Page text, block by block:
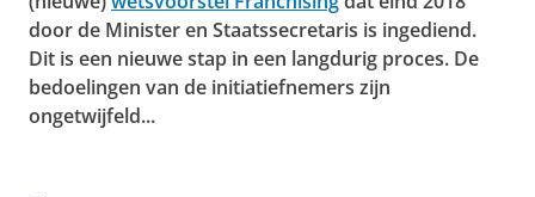
door de Minister en Staatssecretaris is ingediend.
Dit is een nieuwe stap in een langdurig proces. De
bedoelingen van de initiatiefnemers zijn
ongetwijfeld...